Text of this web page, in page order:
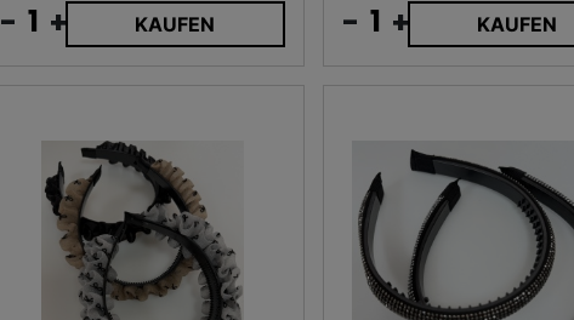
- + KAUFEN - + KAUFEN